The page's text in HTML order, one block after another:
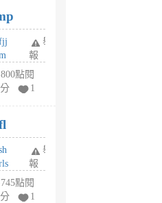
w
rs
舉
報
800點閱
1
k
m
舉
報
745點閱
1